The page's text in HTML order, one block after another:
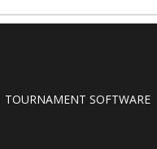
TOURNAMENT SOFTWARE